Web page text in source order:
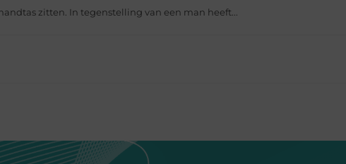
zitten. In tegenstelling van een man heeft...